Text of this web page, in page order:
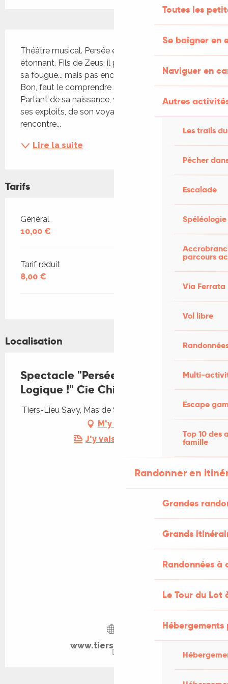
Toutes les
Se baigner en
Naviguer en
Autres
Les trails
Pêcher
Escalade
Spéléologie
parcours
Via Ferrata
Vol libre
Multi-
Escape
Top 10 des
famille
Randonner en
Grandes
Grands
Randonnées
Le Tour du Lot
Théâtre musical. Persée est un jeune homme
étonnant. Fils de Zeus, il possède son charisme et
sa fougue... mais pas encore son cerveau divin.
Bon, faut le comprendre : il fait plus que son âge.
Partant de sa naissance, vous découvrirez tous
ses exploits, de son voyage chez les Grées à sa
rencontre...
Lire la suite
Tarifs
Tarifs 2026
Général
10,00 €
Tarif réduit
8,00 €
Localisation
Spectacle "Persée : Myhho ?
Logique !" Cie Chipotola
Tiers-Lieu Savy, Mas de Savy, 46300 Saint-Projet
M'y rendre
J'y vais en train !
www.tierslieusavy.fr